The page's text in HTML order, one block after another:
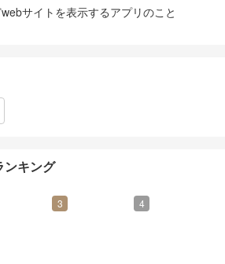
サイトを表示するアプリのこと
ンキング
3 4